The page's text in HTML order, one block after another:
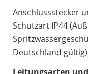
Anschlussstecker
Schutzart IP44
Deutschland